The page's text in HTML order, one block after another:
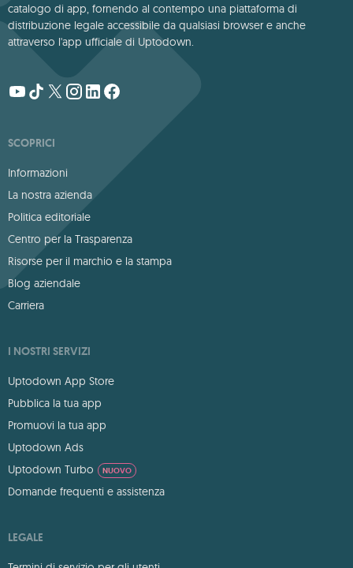
catalogo di app, fornendo al contempo una piattaforma di
distribuzione legale accessibile da qualsiasi browser e anche
attraverso l'app ufficiale di Uptodown.
SCOPRICI
Informazioni
La nostra azienda
Politica editoriale
Centro per la Trasparenza
Risorse per il marchio e la stampa
Blog aziendale
Carriera
I NOSTRI SERVIZI
Uptodown App Store
Pubblica la tua app
Promuovi la tua app
Uptodown Ads
Uptodown Turbo
NUOVO
Domande frequenti e assistenza
LEGALE